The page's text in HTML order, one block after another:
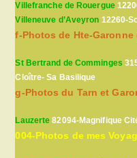
Villefranche de Rouergue
Villeneuve d’Aveyron 12260-
f-Photos de Hte-Garonne
St Bertrand de Comminges
Cloître- Sa Basilique
g-Photos du Tarn et
Lauzerte 82094-Magnifique
004-Photos de mes